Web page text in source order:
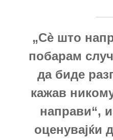
„Сè што
побарам
да биде
кажав
направи“,
оценувајќи